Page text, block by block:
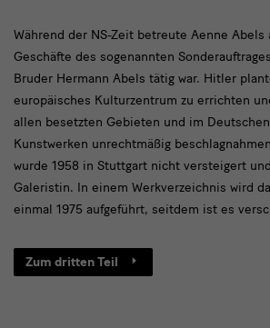
Während
der
NS-
Zeit
Während der NS-Zeit betreute Aenne Abels
Geschäfte des sogenannten
Bruder Hermann Abels tätig war. Hitler
europäisches Kulturzentrum zu errichten
allen besetzten Gebieten und im
Kunstwerken unrechtmäßig
wurde 1958 in Stuttgart nicht versteigert
Galeristin. In einem Werkverzeichnis wird
einmal 1975 aufgeführt, seitdem ist es
Zum dritten Teil